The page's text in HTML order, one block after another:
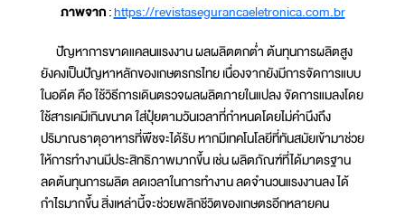
ภาพจาก:https://revistasegurancaeletronica.com.br
ปัญหาการขาดแคลนแรงงาน ผลผลิตตกต่ำ ต้นทุนการผลิตสูง
ยังคงเป็นปัญหาหลักของเกษตรกรไทย เนื่องจากยังมีการจัดการแบบ
ในอดีต คือ ใช้วิธีการเดินตรวจผลผลิตภายในแปลง จัดการแมลงโดย
ใช้สารเคมีเกินขนาด ใส่ปุ๋ยตามวันเวลาที่กำหนดโดยไม่คำนึงถึง
ปริมาณธาตุอาหารที่พืชจะได้รับ หากมีเทคโนโลยีที่ทันสมัยเข้ามาช่วย
ให้การทำงานมีประสิทธิภาพมากขึ้น เช่น ผลิตภัณฑ์ที่ได้มาตรฐาน
ลดต้นทุนการผลิต ลดเวลาในการทำงาน ลดจำนวนแรงงานลง ได้
กำไรมากขึ้น สิ่งเหล่านี้จะช่วยพลิกชีวิตของเกษตรอีกหลายคน